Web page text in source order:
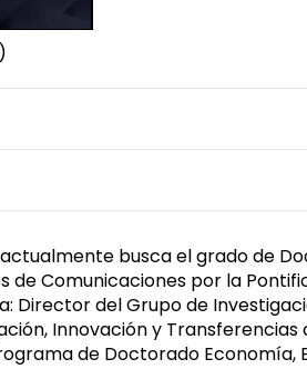
busca el grado de
de Comunicaciones por la
Director del Grupo de
Innovación y
de Doctorado Economía,